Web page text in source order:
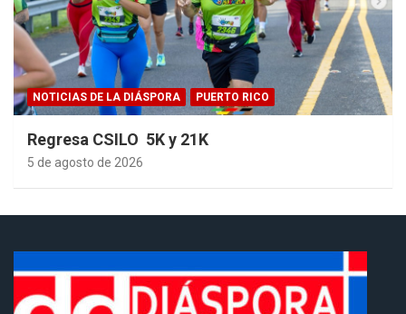
NOTICIAS DE LA DIÁSPORA PUERTO RICO
Regresa CSILO 5K y 21K
5 de agosto de 2026